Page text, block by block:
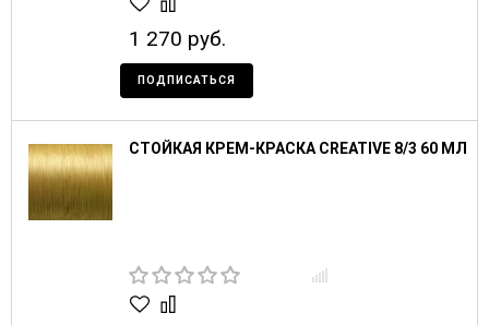
1 270 руб.
ПОДПИСАТЬСЯ
СТОЙКАЯ КРЕМ-КРАСКА CREATIVE 8/3 60 МЛ